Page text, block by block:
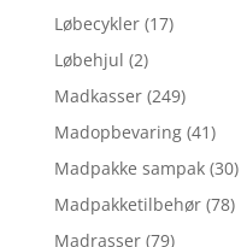
Løbecykler (17)
Løbehjul (2)
Madkasser (249)
Madopbevaring (41)
Madpakke sampak (30)
Madpakketilbehør (78)
Madrasser (79)